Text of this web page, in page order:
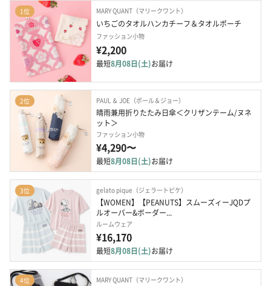
1位 MARY QUANT（マリークワント）
いちごのタオルハンカチーフ＆タオルポーチ
ファッション小物
¥2,200
最短8月08日(土)お届け
2位 PAUL ＆ JOE（ポール＆ジョー）
晴雨兼用折りたたみ日傘＜クリザンテーム/ヌネ
ット＞
ファッション小物
¥4,290〜
最短8月08日(土)お届け
3位 gelato pique（ジェラートピケ）
【WOMEN】【PEANUTS】スムーズィーJQDプ
ルオーバー&ボーダー...
ルームウェア
¥16,170
最短8月08日(土)お届け
4位 MARY QUANT（マリークワント）